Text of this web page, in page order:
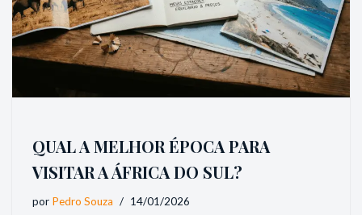
QUAL A MELHOR ÉPOCA PARA
VISITAR A ÁFRICA DO SUL?
por Pedro Souza 14/01/2026